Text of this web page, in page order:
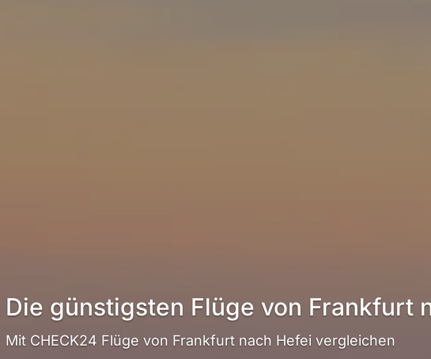
Die günstigsten Flüge von Frankfurt
Mit CHECK24 Flüge von Frankfurt nach Hefei vergleichen